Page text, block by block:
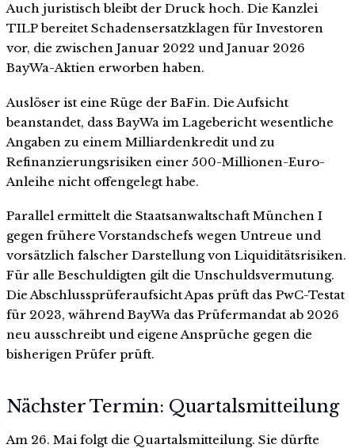
Auch juristisch bleibt der Druck hoch. Die Kanzlei
TILP bereitet Schadensersatzklagen für Investoren
vor, die zwischen Januar 2022 und Januar 2026
BayWa-Aktien erworben haben.
Auslöser ist eine Rüge der BaFin. Die Aufsicht
beanstandet, dass BayWa im Lagebericht wesentliche
Angaben zu einem Milliardenkredit und zu
Refinanzierungsrisiken einer 500-Millionen-Euro-
Anleihe nicht offengelegt habe.
Parallel ermittelt die Staatsanwaltschaft München I
gegen frühere Vorstandschefs wegen Untreue und
vorsätzlich falscher Darstellung von Liquiditätsrisiken.
Für alle Beschuldigten gilt die Unschuldsvermutung.
Die Abschlussprüferaufsicht Apas prüft das PwC-Testat
für 2023, während BayWa das Prüfermandat ab 2026
neu ausschreibt und eigene Ansprüche gegen die
bisherigen Prüfer prüft.
Nächster Termin: Quartalsmitteilung
Am 26. Mai folgt die Quartalsmitteilung. Sie dürfte